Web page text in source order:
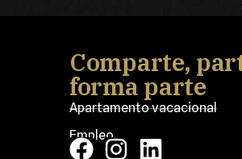
Comparte,
forma parte
Apartamento vacacional
Empleo